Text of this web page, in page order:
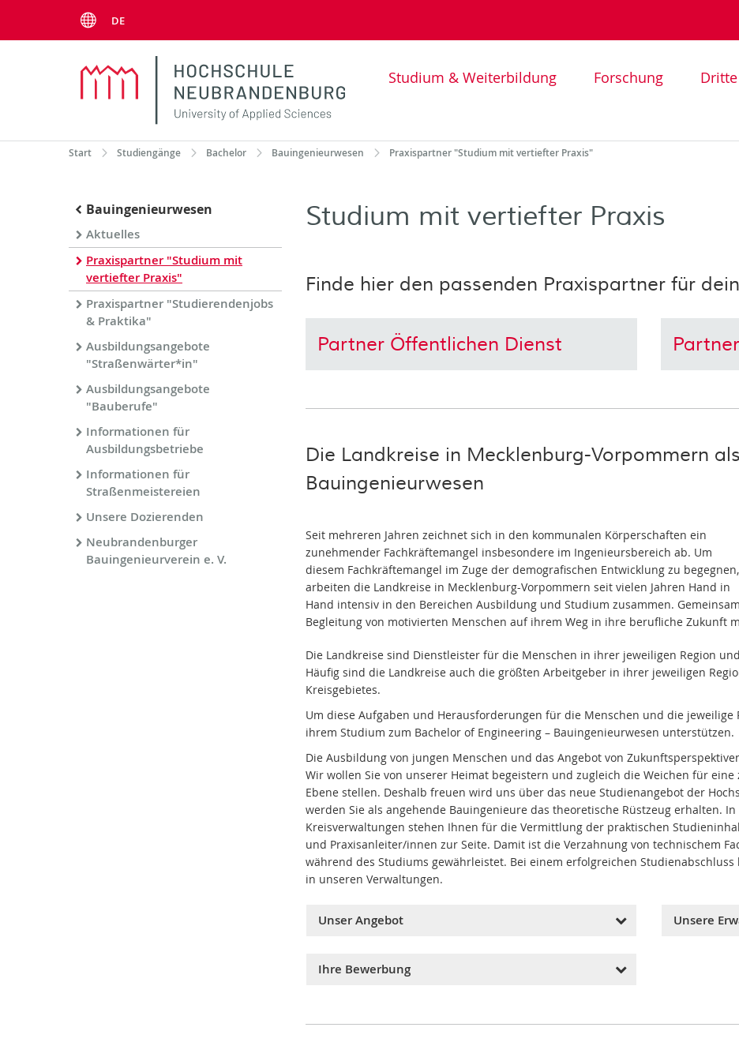
DE
Studium & Weiterbildung Forschung
Start Studiengänge Bachelor Bauingenieurwesen Praxispartner "Studium mit vertiefter Praxis"
Bauingenieurwesen
Aktuelles
Praxispartner "Studium mit
vertiefter Praxis"
Praxispartner "Studierendenjobs
& Praktika"
Ausbildungsangebote
"Straßenwärter*in"
Ausbildungsangebote
"Bauberufe"
Informationen für
Ausbildungsbetriebe
Informationen für
Straßenmeistereien
Unsere Dozierenden
Neubrandenburger
Bauingenieurverein e. V.
Studium mit vertiefter Praxis
Finde hier den passenden Praxispartner für
Partner Öffentlichen Dienst
Die Landkreise in Mecklenburg-Vorpommern
Bauingenieurwesen
Seit mehreren Jahren zeichnet sich in den kommunalen Körperschaften ein
zunehmender Fachkräftemangel insbesondere im Ingenieursbereich ab. Um
diesem Fachkräftemangel im Zuge der demografischen Entwicklung zu begegnen,
arbeiten die Landkreise in Mecklenburg-Vorpommern seit vielen Jahren Hand in
Hand intensiv in den Bereichen Ausbildung und Studium zusammen.
Begleitung von motivierten Menschen auf ihrem Weg in ihre berufliche Zukunft
Die Landkreise sind Dienstleister für die Menschen in ihrer jeweiligen Region
Häufig sind die Landkreise auch die größten Arbeitgeber in ihrer jeweiligen
Kreisgebietes.
Um diese Aufgaben und Herausforderungen für die Menschen und die
ihrem Studium zum Bachelor of Engineering – Bauingenieurwesen unterstützen.
Die Ausbildung von jungen Menschen und das Angebot von
Wir wollen Sie von unserer Heimat begeistern und zugleich die Weichen für
Ebene stellen. Deshalb freuen wird uns über das neue Studienangebot der
werden Sie als angehende Bauingenieure das theoretische Rüstzeug erhalten.
Kreisverwaltungen stehen Ihnen für die Vermittlung der praktischen
und Praxisanleiter/innen zur Seite. Damit ist die Verzahnung von technischem
während des Studiums gewährleistet. Bei einem erfolgreichen
in unseren Verwaltungen.
Unser Angebot
innerhalb unserer Kreisverwaltungen zu
Während des gesamten Studiums einen
Ihre Bewerbung
Bewerbungsunterlagen:
Unsere